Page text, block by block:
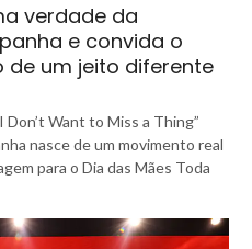
verdade da
e convida o
de um jeito diferente
Don’t Want to Miss a Thing”
nasce de um movimento real
para o Dia das Mães Toda